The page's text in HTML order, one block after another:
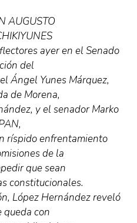
AUGUSTO
ayer en el Senado
del
Ángel Yunes Márquez,
de Morena,
y el senador Marko
ríspido enfrentamiento
de la
que sean
constitucionales.
López Hernández reveló
queda con